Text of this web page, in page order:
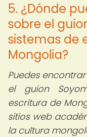
5. ¿Dónde
sobre el
sistemas de
Mongolia?
Puedes
el guion
escritura de
sitios web
la cultura